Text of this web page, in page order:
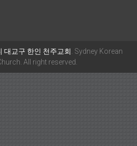
대교구 한인 천주교회 . Sydney Korean
All right reserved.